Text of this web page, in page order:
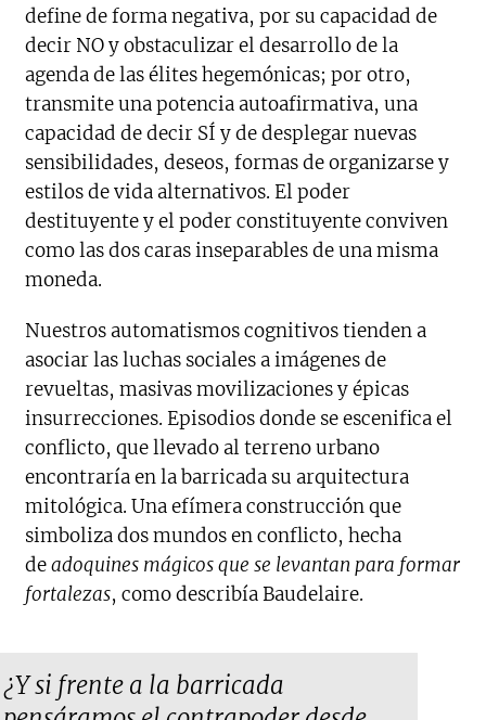
define de forma negativa, por su capacidad de
decir NO y obstaculizar el desarrollo de la
agenda de las élites hegemónicas; por otro,
transmite una potencia autoafirmativa, una
capacidad de decir SÍ y de desplegar nuevas
sensibilidades, deseos, formas de organizarse y
estilos de vida alternativos. El poder
destituyente y el poder constituyente conviven
como las dos caras inseparables de una misma
moneda.
Nuestros automatismos cognitivos tienden a
asociar las luchas sociales a imágenes de
revueltas, masivas movilizaciones y épicas
insurrecciones. Episodios donde se escenifica el
conflicto, que llevado al terreno urbano
encontraría en la barricada su arquitectura
mitológica. Una efímera construcción que
simboliza dos mundos en conflicto, hecha
deadoquines mágicos que se levantan para formar
fortalezas, como describía Baudelaire.
¿Y si frente a la barricada